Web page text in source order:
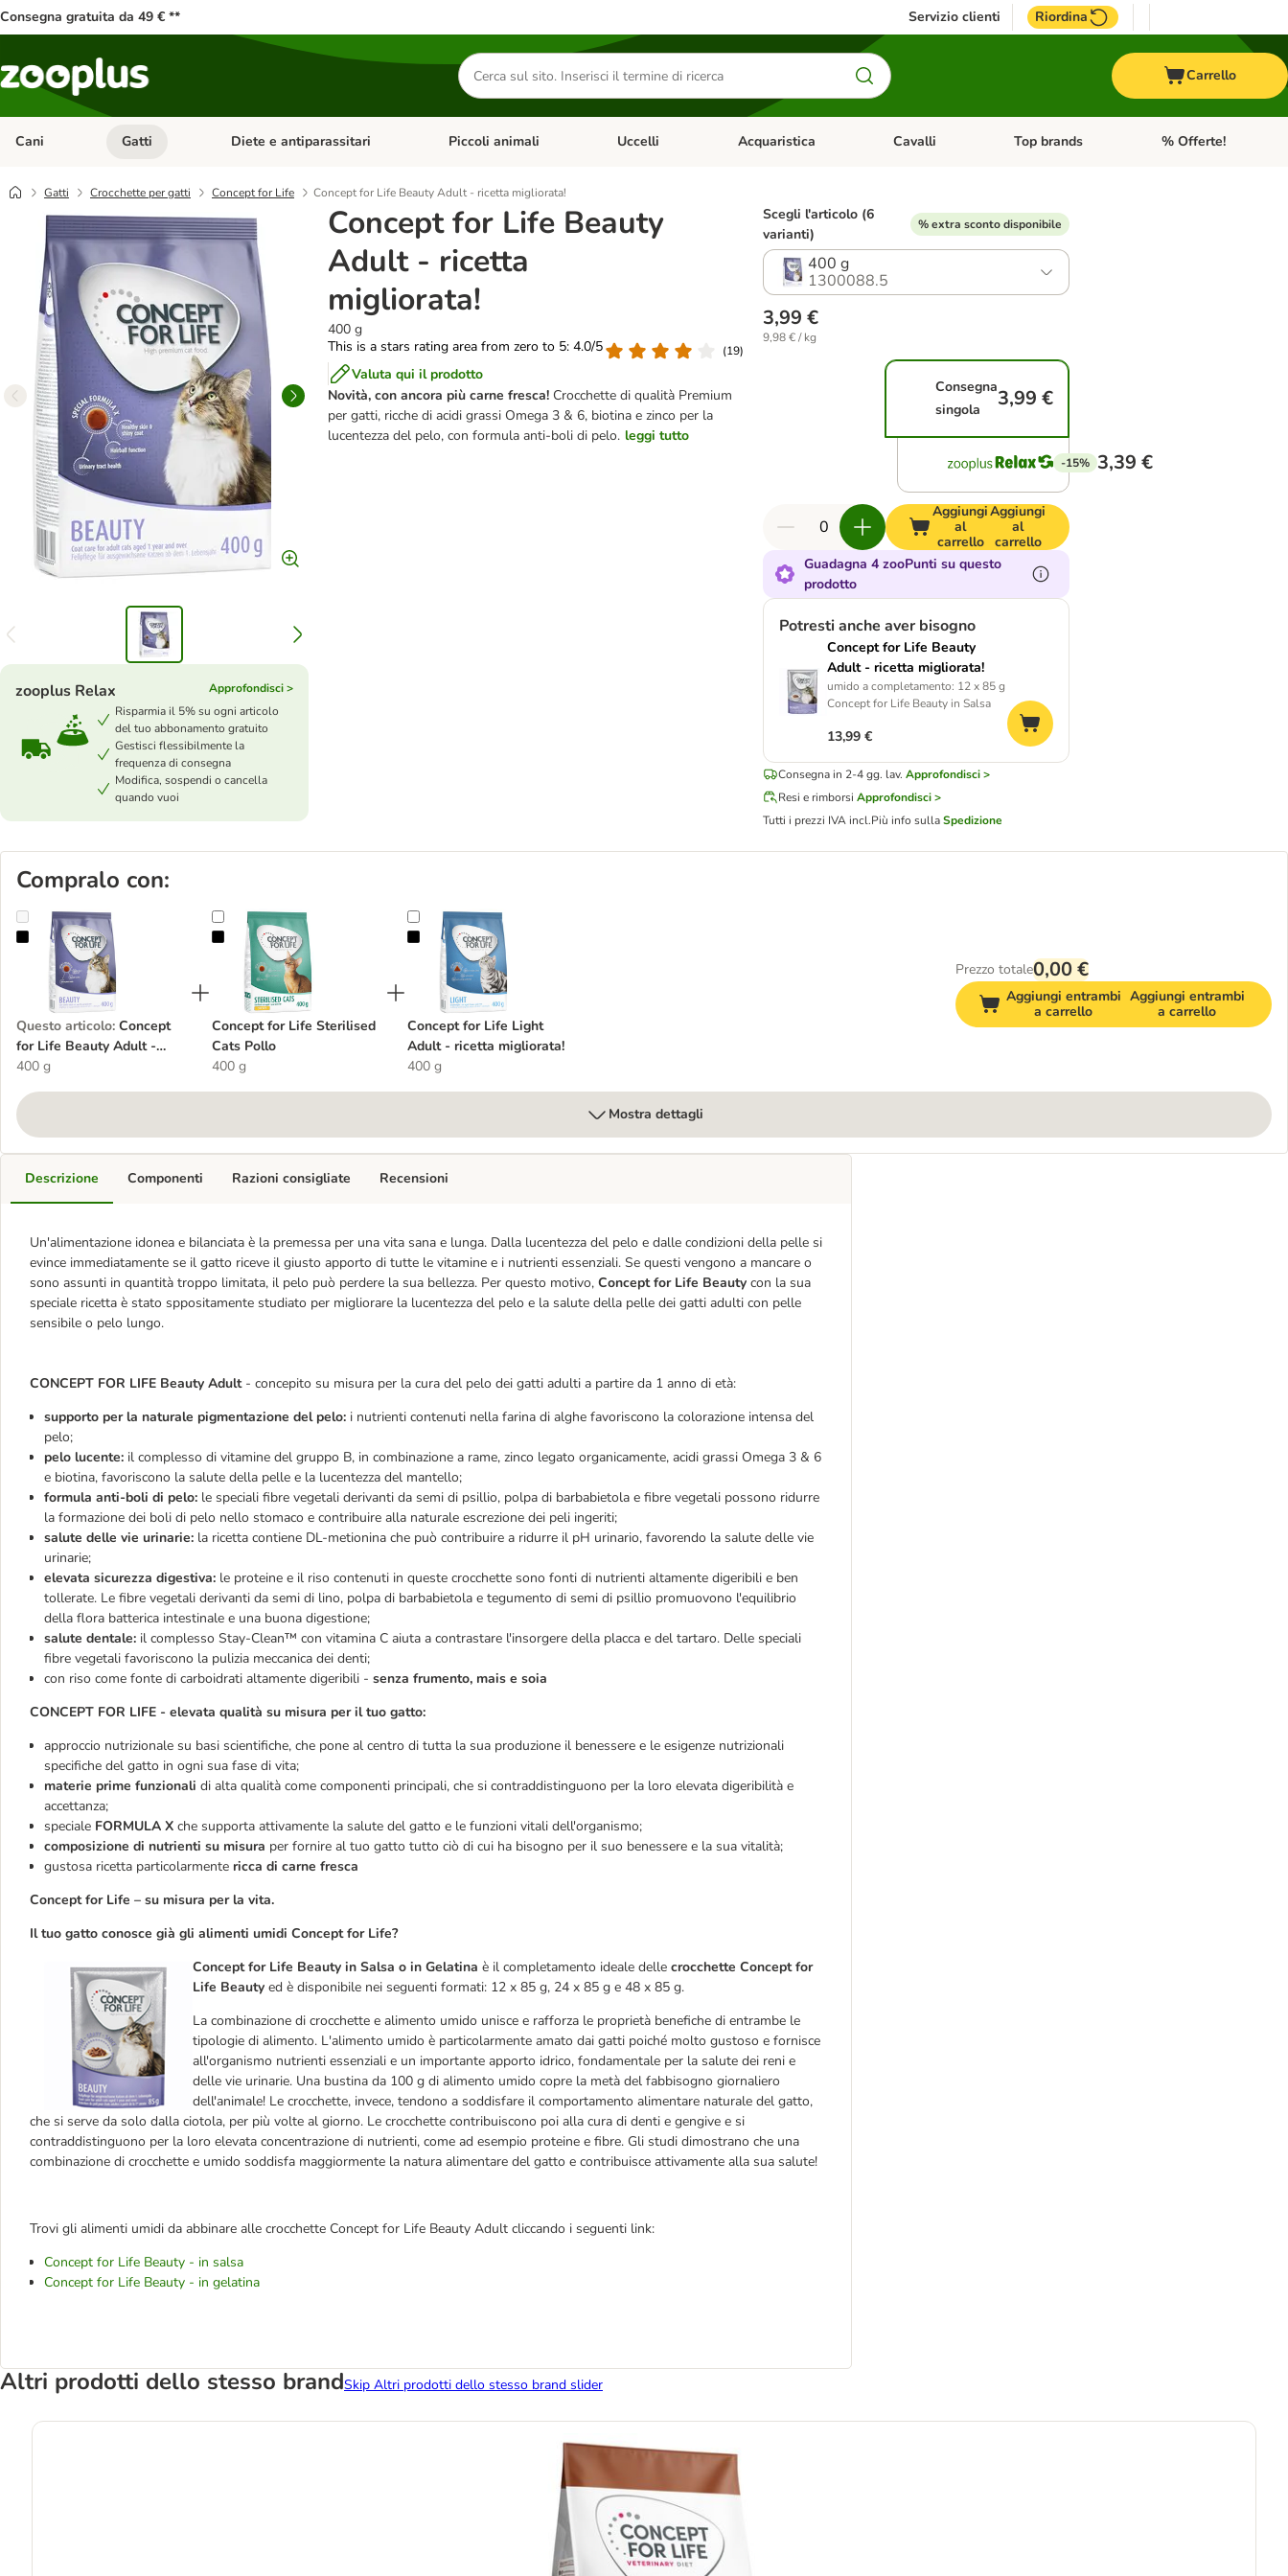
Consegna gratuita da 49 € ** Servizio clienti Riordina
Cerca
prodotti
Carrello
Cani Apri Menu Categoria: Cani
Gatti Apri Menu Categoria: Gatti
Diete e antiparassitari Apri Menu Categoria: Diete e antiparassitari
Piccoli animali Apri Menu Categoria: Piccoli animali
Uccelli Apri Menu Categoria: Uccelli
Acquaristica Apri Menu Categoria: Acquaristica
Cavalli Apri Menu Categoria: Cavalli
Top brands Apri Menu Categoria:
% Offerte!
Gatti Crocchette per gatti Concept for Life Concept for Life Beauty Adult - ricetta migliorata!
Concept for Life Beauty
Adult - ricetta
migliorata!
400 g
This is a stars rating area from zero to 5: 4.0/5
(19)
Valuta qui il prodotto
Novità, con ancora più carne fresca! Crocchette di qualità Premium
per gatti, ricche di acidi grassi Omega 3 & 6, biotina e zinco per la
lucentezza del pelo, con formula anti-boli di pelo. leggi tutto
zooplus Relax
Approfondisci >
Risparmia il 5% su ogni articolo
del tuo abbonamento gratuito
Gestisci flessibilmente la
frequenza di consegna
Modifica, sospendi o cancella
quando vuoi
Scegli l'articolo (6
varianti)
% extra sconto disponibile
400 g
1300088.5
3,99 €
9,98 € / kg
Consegna
singola
3,99 €
-15% 3,39 €
Aggiungi
al
carrello
Aggiungi
al
carrello
Guadagna 4 zooPunti su questo
prodotto
Potresti anche aver bisogno
Concept for Life Beauty
Adult - ricetta migliorata!
umido a completamento: 12 x 85 g
Concept for Life Beauty in Salsa
13,99 €
Consegna in 2-4 gg. lav. Approfondisci >
Resi e rimborsi Approfondisci >
Tutti i prezzi IVA incl.Più info sullaSpedizione
Compralo con:
Concept for Life Beauty Adult - ricetta migliorata!
Questo articolo: Concept
for Life Beauty Adult -
ricetta migliorata!
400 g
Concept for Life Sterilised Cats Pollo
Concept for Life Sterilised
Cats Pollo
400 g
Concept for Life Light Adult - ricetta migliorata!
Concept for Life Light
Adult - ricetta migliorata!
400 g
Prezzo totale0,00 €
Aggiungi entrambi
a carrello
Aggiungi entrambi
a carrello
Mostra dettagli
Descrizione
Un'alimentazione idonea e bilanciata è la premessa per una vita sana e lunga. Dalla lucentezza del pelo e dalle condizioni della pelle si
evince immediatamente se il gatto riceve il giusto apporto di tutte le vitamine e i nutrienti essenziali. Se questi vengono a mancare o
sono assunti in quantità troppo limitata, il pelo può perdere la sua bellezza. Per questo motivo, Concept for Life Beauty con la sua
speciale ricetta è stato sppositamente studiato per migliorare la lucentezza del pelo e la salute della pelle dei gatti adulti con pelle
sensibile o pelo lungo.
CONCEPT FOR LIFE Beauty Adult- concepito su misura per la cura del pelo dei gatti adulti a partire da 1 anno di età:
supporto per la naturale pigmentazione del pelo: i nutrienti contenuti nella farina di alghe favoriscono la colorazione intensa del
pelo;
pelo lucente: il complesso di vitamine del gruppo B, in combinazione a rame, zinco legato organicamente, acidi grassi Omega 3 & 6
e biotina, favoriscono la salute della pelle e la lucentezza del mantello;
formula anti-boli di pelo: le speciali fibre vegetali derivanti da semi di psillio, polpa di barbabietola e fibre vegetali possono ridurre
la formazione dei boli di pelo nello stomaco e contribuire alla naturale escrezione dei peli ingeriti;
salute delle vie urinarie: la ricetta contiene DL-metionina che può contribuire a ridurre il pH urinario, favorendo la salute delle vie
urinarie;
elevata sicurezza digestiva: le proteine e il riso contenuti in queste crocchette sono fonti di nutrienti altamente digeribili e ben
tollerate. Le fibre vegetali derivanti da semi di lino, polpa di barbabietola e tegumento di semi di psillio promuovono l'equilibrio
della flora batterica intestinale e una buona digestione;
salute dentale: il complesso Stay-Clean™ con vitamina C aiuta a contrastare l'insorgere della placca e del tartaro. Delle speciali
fibre vegetali favoriscono la pulizia meccanica dei denti;
con riso come fonte di carboidrati altamente digeribili - senza frumento, mais e soia
CONCEPT FOR LIFE - elevata qualità su misura per il tuo gatto:
approccio nutrizionale su basi scientifiche, che pone al centro di tutta la sua produzione il benessere e le esigenze nutrizionali
specifiche del gatto in ogni sua fase di vita;
materie prime funzionali di alta qualità come componenti principali, che si contraddistinguono per la loro elevata digeribilità e
accettanza;
speciale FORMULA X che supporta attivamente la salute del gatto e le funzioni vitali dell'organismo;
composizione di nutrienti su misura per fornire al tuo gatto tutto ciò di cui ha bisogno per il suo benessere e la sua vitalità;
gustosa ricetta particolarmente ricca di carne fresca
Concept for Life – su misura per la vita.
Il tuo gatto conosce già gli alimenti umidi Concept for Life?
Concept for Life Beauty in Salsa o in Gelatina è il completamento ideale delle crocchette Concept for
Life Beauty ed è disponibile nei seguenti formati: 12 x 85 g, 24 x 85 g e 48 x 85 g.
La combinazione di crocchette e alimento umido unisce e rafforza le proprietà benefiche di entrambe le
tipologie di alimento. L'alimento umido è particolarmente amato dai gatti poiché molto gustoso e fornisce
all'organismo nutrienti essenziali e un importante apporto idrico, fondamentale per la salute dei reni e
delle vie urinarie. Una bustina da 100 g di alimento umido copre la metà del fabbisogno giornaliero
dell'animale! Le crocchette, invece, tendono a soddisfare il comportamento alimentare naturale del gatto,
che si serve da solo dalla ciotola, per più volte al giorno. Le crocchette contribuiscono poi alla cura di denti e gengive e si
contraddistinguono per la loro elevata concentrazione di nutrienti, come ad esempio proteine e fibre. Gli studi dimostrano che una
combinazione di crocchette e umido soddisfa maggiormente la natura alimentare del gatto e contribuisce attivamente alla sua salute!
Trovi gli alimenti umidi da abbinare alle crocchette Concept for Life Beauty Adult cliccando i seguenti link:
Concept for Life Beauty - in salsa
Concept for Life Beauty - in gelatina
Componenti Razioni consigliate Recensioni
Altri prodotti dello stesso brandSkip Altri prodotti dello stesso brand slider